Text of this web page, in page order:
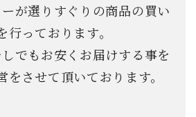
が選りすぐりの商品の買い
行っております。
でもお安くお届けする事を
をさせて頂いております。